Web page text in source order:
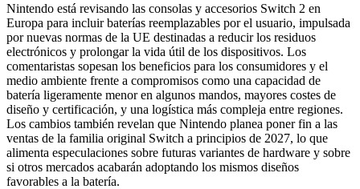
Nintendo está revisando las consolas y accesorios Switch 2 en
Europa para incluir baterías reemplazables por el usuario, impulsada
por nuevas normas de la UE destinadas a reducir los residuos
electrónicos y prolongar la vida útil de los dispositivos. Los
comentaristas sopesan los beneficios para los consumidores y el
medio ambiente frente a compromisos como una capacidad de
batería ligeramente menor en algunos mandos, mayores costes de
diseño y certificación, y una logística más compleja entre regiones.
Los cambios también revelan que Nintendo planea poner fin a las
ventas de la familia original Switch a principios de 2027, lo que
alimenta especulaciones sobre futuras variantes de hardware y sobre
si otros mercados acabarán adoptando los mismos diseños
favorables a la batería.